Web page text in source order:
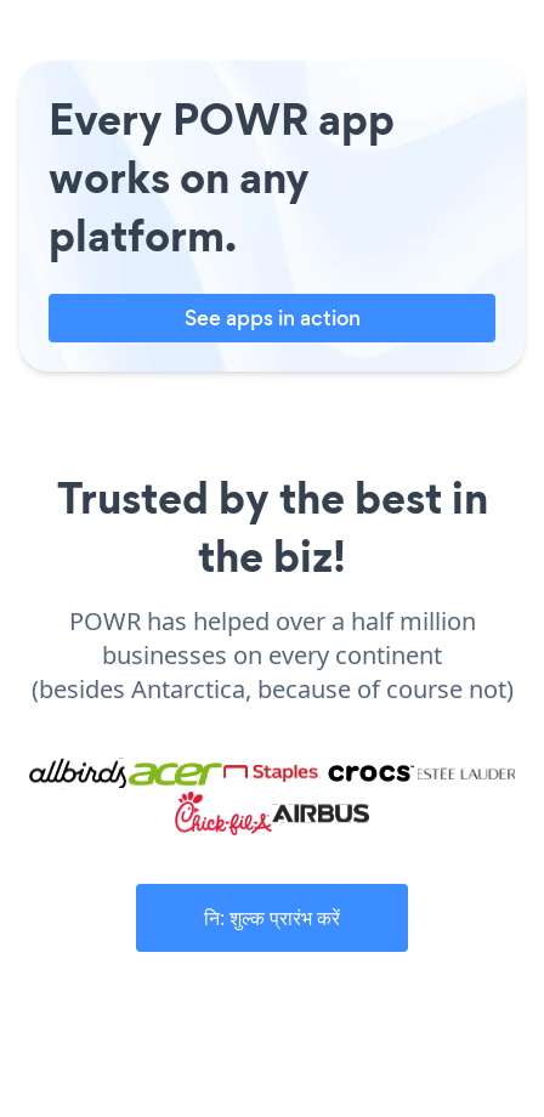
Every POWR app
works on any
platform.
See apps in action
Trusted by the best in
the biz!
POWR has helped over a half million
businesses on every continent
(besides Antarctica, because of course not)
नि: शुल्क प्रारंभ करें